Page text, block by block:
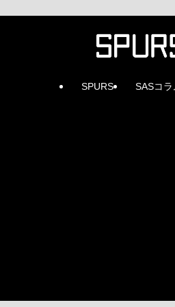
SPURS SASコラ